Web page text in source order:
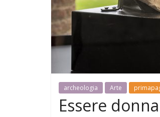
archeologia Arte
Essere